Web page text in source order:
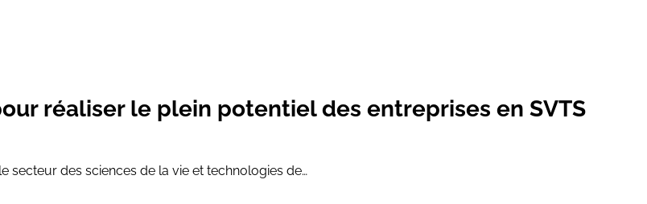
réaliser le plein potentiel des entreprises en SVTS
secteur des sciences de la vie et technologies de…